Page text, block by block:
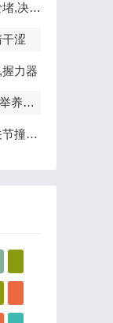
明子
涩
力器
生操
合征